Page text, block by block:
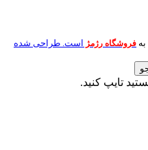
فروشگاه رژمژ است. طراحی شده
تایپ کنید.